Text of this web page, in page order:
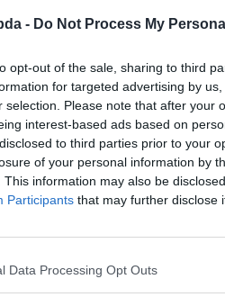
- Do Not Process My
opt-out of the sale, sharing to third
for targeted advertising by
selection. Please note that after your
interest-based ads based on
to third parties prior to your
of your personal information by
This information may also be
Participants that may further disclose
Data Processing Opt Outs
hogy több agresszivitást vár el a
ők a legkevésbé termékenyek a top 13
csapatát a Barcelona ellen is, csak
ezeken múlhat a győzelmünk. Azon
sikerül majd megismételni csak jobb
Csak hat mérkőzést sikerült
Ez az a felállás, amit a szezon